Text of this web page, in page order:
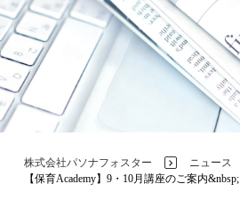
株式会社パソナフォスター >ニュース
【保育Academy】9・10月講座のご案内&nbsp;